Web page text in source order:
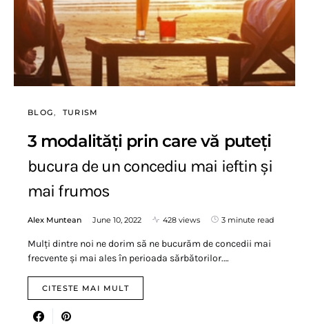
BLOG TURISM
3 modalități prin care vă puteți
bucura de un concediu mai ieftin și
mai frumos
Alex Muntean June 10, 2022 428 views 3 minute read
Mulți dintre noi ne dorim să ne bucurăm de concedii mai
frecvente și mai ales în perioada sărbătorilor.…
CITESTE MAI MULT